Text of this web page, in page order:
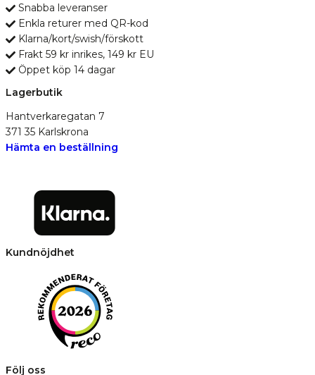
Snabba leveranser
Enkla returer med QR-kod
Klarna/kort/swish/förskott
Frakt 59 kr inrikes, 149 kr EU
Öppet köp 14 dagar
Lagerbutik
Hantverkaregatan 7
371 35 Karlskrona
Hämta en beställning
Kundnöjdhet
Följ oss